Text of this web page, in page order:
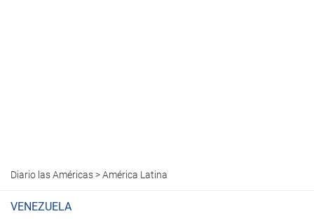
Diario las Américas>América Latina
VENEZUELA